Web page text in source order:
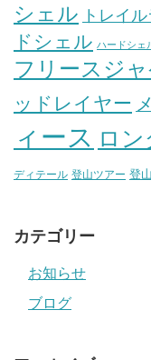
シェル トレイ
ドシェル ハードシェ
フリースジ
ッドレイヤー
ィース ロ
ディテール 登山ツアー 登
カテゴリー
お知らせ
ブログ